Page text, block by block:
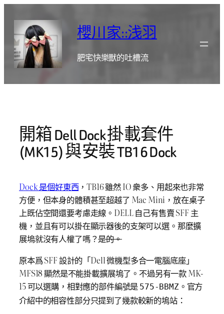
櫻川家::浅羽
肥宅快樂獸的吐槽流
開箱 Dell Dock 掛載套件
(MK15) 與安裝 TB16 Dock
Dock 是個好東西，TB16 雖然 IO 衆多、用起來也非常
方便，但本身的體積甚至超越了 Mac Mini，放在桌子
上既佔空間還要考慮走線。DELL 自己有售賣 SFF 主
機，並且有可以掛在顯示器後的支架可以選。那麼擴
展塢就沒有人權了嗎？是的。
原本爲 SFF 設計的「Dell 微機型多合一電腦底座」
MFS18 顯然是不能掛載擴展塢了。不過另有一款 MK-
15 可以選購，相對應的部件編號是 575-BBMZ 。官方
介紹中的相容性部分只提到了幾款較新的塢站：